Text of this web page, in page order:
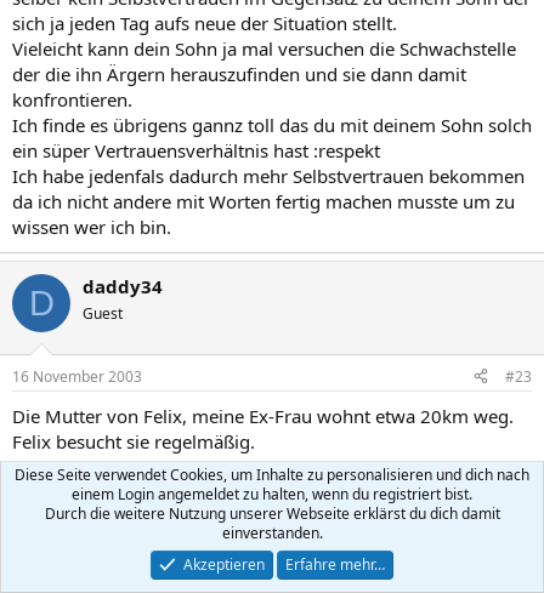
sich ja jeden Tag aufs neue der Situation stellt.
Vieleicht kann dein Sohn ja mal versuchen die Schwachstelle
der die ihn Ärgern herauszufinden und sie dann damit
konfrontieren.
Ich finde es übrigens gannz toll das du mit deinem Sohn solch
ein süper Vertrauensverhältnis hast :respekt
Ich habe jedenfals dadurch mehr Selbstvertrauen bekommen
da ich nicht andere mit Worten fertig machen musste um zu
wissen wer ich bin.
D daddy34
Guest
16 November 2003 #23
Die Mutter von Felix, meine Ex-Frau wohnt etwa 20km weg.
Felix besucht sie regelmäßig.
Du musst dich einloggen oder registrieren, um hier zu antworten.
X (Twitter)
BlueskyLinkedInRedditPinterestTumblrWhatsApp
Diese Seite verwendet Cookies, um Inhalte zu personalisieren und dich nach
einem Login angemeldet zu halten, wenn du registriert bist.
Durch die weitere Nutzung unserer Webseite erklärst du dich damit
einverstanden.
Akzeptieren
Erfahre mehr…